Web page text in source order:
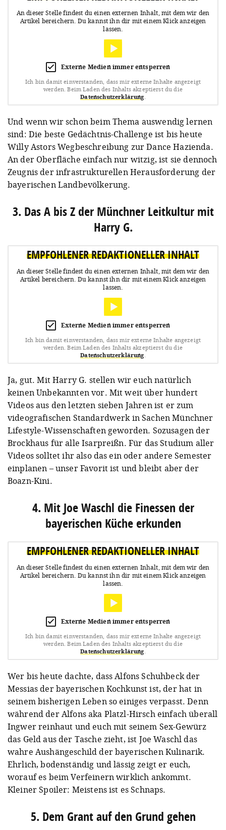
An dieser Stelle findest du einen externen Inhalt, mit dem wir den
Artikel bereichern. Du kannst ihn dir mit einem Klick anzeigen
lassen.
Externe Medien immer entsperren
Ich bin damit einverstanden, dass mir externe Inhalte angezeigt
werden. Beim Laden des Inhalts akzeptierst du die
Datenschutzerklärung.
Und wenn wir schon beim Thema auswendig lernen
sind: Die beste Gedächtnis-Challenge ist bis heute
Willy Astors Wegbeschreibung zur Dance Hazienda.
An der Oberfläche einfach nur witzig, ist sie dennoch
Zeugnis der infrastrukturellen Herausforderung der
bayerischen Landbevölkerung.
3. Das A bis Z der Münchner Leitkultur mit
Harry G.
EMPFOHLENER REDAKTIONELLER INHALT
An dieser Stelle findest du einen externen Inhalt, mit dem wir den
Artikel bereichern. Du kannst ihn dir mit einem Klick anzeigen
lassen.
Externe Medien immer entsperren
Ich bin damit einverstanden, dass mir externe Inhalte angezeigt
werden. Beim Laden des Inhalts akzeptierst du die
Datenschutzerklärung.
Ja, gut. Mit Harry G. stellen wir euch natürlich
keinen Unbekannten vor. Mit weit über hundert
Videos aus den letzten sieben Jahren ist er zum
videografischen Standardwerk in Sachen Münchner
Lifestyle-Wissenschaften geworden. Sozusagen der
Brockhaus für alle Isarpreißn. Für das Studium aller
Videos solltet ihr also das ein oder andere Semester
einplanen – unser Favorit ist und bleibt aber der
Boazn-Kini.
4. Mit Joe Waschl die Finessen der
bayerischen Küche erkunden
EMPFOHLENER REDAKTIONELLER INHALT
An dieser Stelle findest du einen externen Inhalt, mit dem wir den
Artikel bereichern. Du kannst ihn dir mit einem Klick anzeigen
lassen.
Externe Medien immer entsperren
Ich bin damit einverstanden, dass mir externe Inhalte angezeigt
werden. Beim Laden des Inhalts akzeptierst du die
Datenschutzerklärung.
Wer bis heute dachte, dass Alfons Schuhbeck der
Messias der bayerischen Kochkunst ist, der hat in
seinem bisherigen Leben so einiges verpasst. Denn
während der Alfons aka Platzl-Hirsch einfach überall
Ingwer reinhaut und euch mit seinem Sex-Gewürz
das Geld aus der Tasche zieht, ist Joe Waschl das
wahre Aushängeschild der bayerischen Kulinarik.
Ehrlich, bodenständig und lässig zeigt er euch,
worauf es beim Verfeinern wirklich ankommt.
Kleiner Spoiler: Meistens ist es Schnaps.
5. Dem Grant auf den Grund gehen